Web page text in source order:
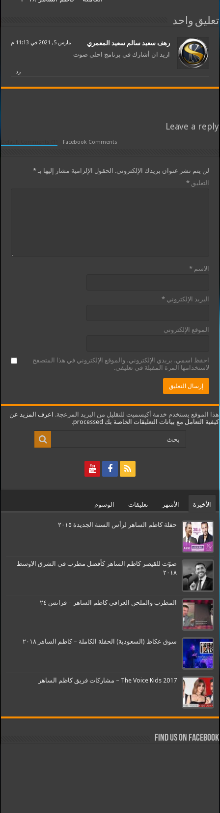
تعليق واحد
رهف سعيد سالم سعيد المعمري مارس 5, 2021 في 11:13 م
اريد ان أشارك في برنامج احلى صوت
رد
Leave a reply
Facebook Comments
لن يتم نشر عنوان بريدك الإلكتروني. الحقول الإلزامية مشار إليها بـ*
التعليق*
الاسم*
البريد الإلكتروني*
الموقع الإلكتروني
احفظ اسمي، بريدي الإلكتروني، والموقع الإلكتروني في هذا المتصفح
لاستخدامها المرة المقبلة في تعليقي.
هذا الموقع يستخدم خدمة أكيسميت للتقليل من البريد المزعجة. اعرف المزيد عن
كيفية التعامل مع بيانات التعليقات الخاصة بك processed
.
الأخيرة الأشهر تعليقات الوسوم
حفلة كاظم الساهر لرأس السنة الجديدة ٢٠١٥
صوّت للقيصر كاظم الساهر كأفضل مطرب في الشرق الاوسط
٢٠١٨
المطرب والملحن العراقي كاظم الساهر – فرانس ٢٤
سوق عكاظ (السعودية) الحفلة الكاملة – كاظم الساهر ٢٠١٨
The Voice Kids 2017 – مشاركات فريق كاظم الساهر
Find us on Facebook